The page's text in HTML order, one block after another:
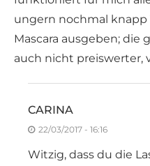
ungern nochmal knapp
Mascara ausgeben; die
auch nicht preiswerter,
CARINA
22/03/2017 - 16:16
Witzig, dass du die